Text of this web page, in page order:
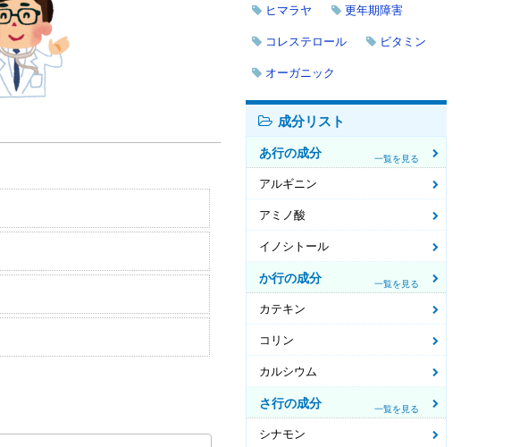
ヒマラヤ
更年期障害
コレステロール
ビタミン
オーガニック
成分リスト
あ行の成分 一覧を見る
アルギニン
アミノ酸
イノシトール
か行の成分 一覧を見る
カテキン
コリン
カルシウム
さ行の成分 一覧を見る
シナモン